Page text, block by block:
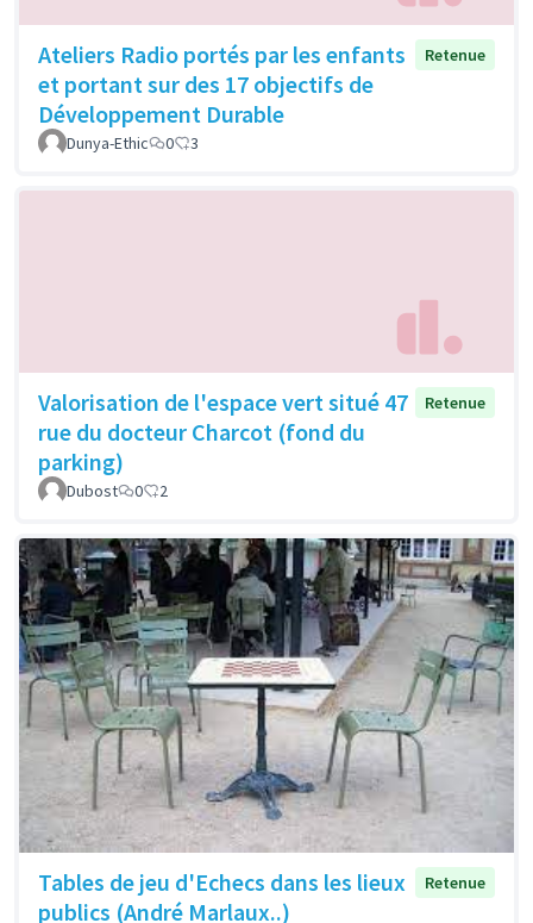
Ateliers Radio portés par les enfants
et portant sur des 17 objectifs de
Développement Durable
Retenue
Dunya-Ethic 0 3
Valorisation de l'espace vert situé 47
rue du docteur Charcot (fond du
parking)
Retenue
Dubost 0 2
Tables de jeu d'Echecs dans les lieux
publics (André Marlaux..)
Retenue